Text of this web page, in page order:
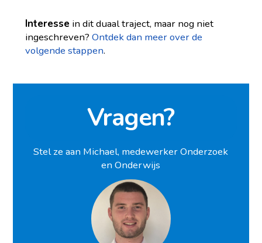
Interesse in dit duaal traject, maar nog niet
ingeschreven? Ontdek dan meer over de
volgende stappen.
Vragen?
Stel ze aan Michael, medewerker Onderzoek
en Onderwijs